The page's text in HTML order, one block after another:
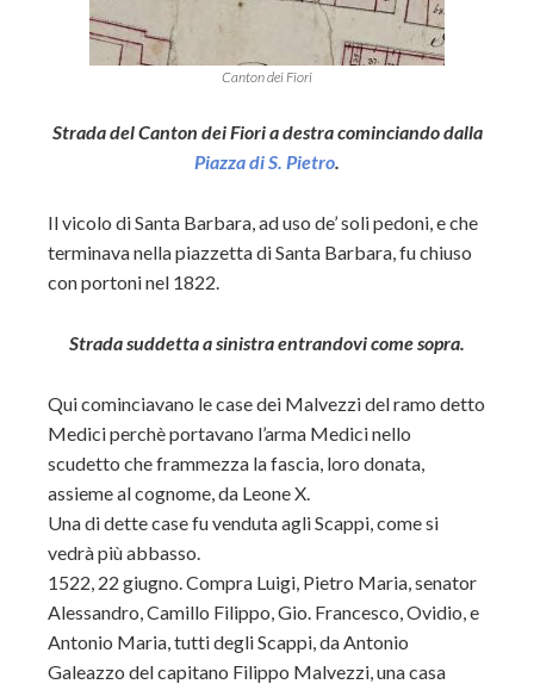
Canton dei Fiori
Strada del Canton dei Fiori a destra cominciando dalla
Piazza di S. Pietro.
Il vicolo di Santa Barbara, ad uso de’ soli pedoni, e che
terminava nella piazzetta di Santa Barbara, fu chiuso
con portoni nel 1822.
Strada suddetta a sinistra entrandovi come sopra.
Qui cominciavano le case dei Malvezzi del ramo detto
Medici perchè portavano l’arma Medici nello
scudetto che frammezza la fascia, loro donata,
assieme al cognome, da Leone X.
Una di dette case fu venduta agli Scappi, come si
vedrà più abbasso.
1522, 22 giugno. Compra Luigi, Pietro Maria, senator
Alessandro, Camillo Filippo, Gio. Francesco, Ovidio, e
Antonio Maria, tutti degli Scappi, da Antonio
Galeazzo del capitano Filippo Malvezzi, una casa